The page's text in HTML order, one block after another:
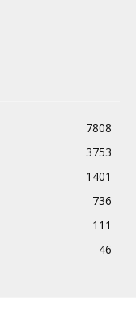
7808
3753
1401
736
111
46